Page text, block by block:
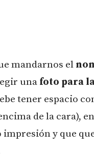
mandarnos el
una foto para
tener espacio
de la cara),
y que